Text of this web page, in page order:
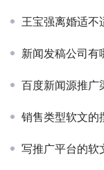
王宝强离婚适不适
新闻发稿公司有
百度新闻源推广
销售类型软文的
写推广平台的软